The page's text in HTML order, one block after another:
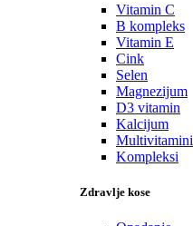
Vitamin C
B kompleks
Vitamin E
Cink
Selen
Magnezijum
D3 vitamin
Kalcijum
Multivitamini
Kompleksi
Zdravlje kose